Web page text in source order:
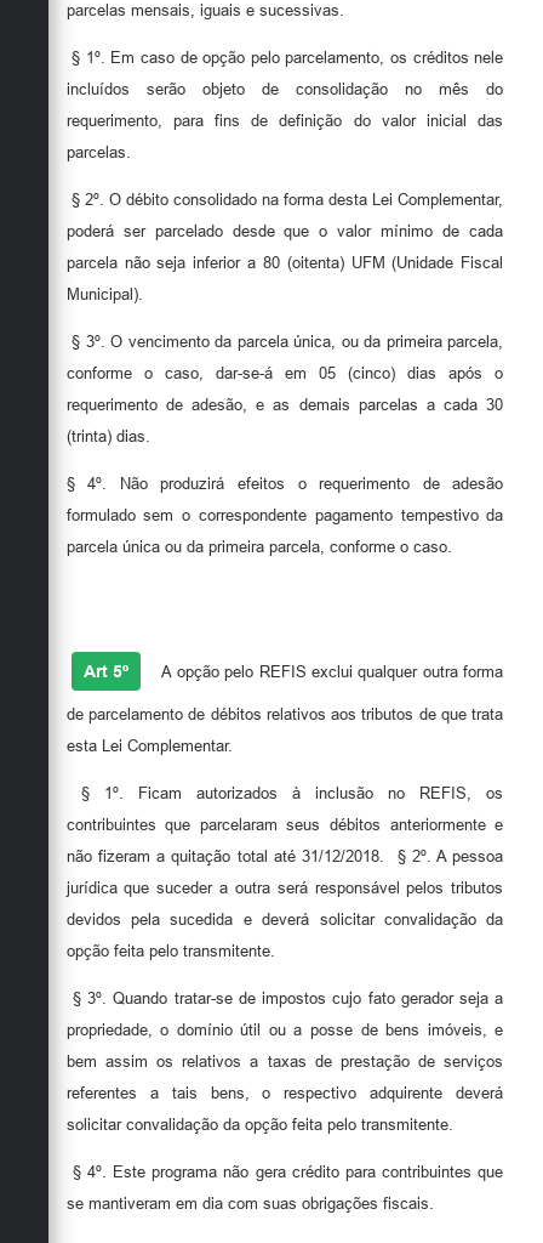
parcelas mensais, iguais e sucessivas.
§ 1º. Em caso de opção pelo parcelamento, os créditos nele
incluídos serão objeto de consolidação no mês do
requerimento, para fins de definição do valor inicial das
parcelas.
§ 2º. O débito consolidado na forma desta Lei Complementar,
poderá ser parcelado desde que o valor mínimo de cada
parcela não seja inferior a 80 (oitenta) UFM (Unidade Fiscal
Municipal).
§ 3º. O vencimento da parcela única, ou da primeira parcela,
conforme o caso, dar-se-á em 05 (cinco) dias após o
requerimento de adesão, e as demais parcelas a cada 30
(trinta) dias.
§ 4º. Não produzirá efeitos o requerimento de adesão
formulado sem o correspondente pagamento tempestivo da
parcela única ou da primeira parcela, conforme o caso.
Art 5º A opção pelo REFIS exclui qualquer outra forma
de parcelamento de débitos relativos aos tributos de que trata
esta Lei Complementar.
§ 1º. Ficam autorizados à inclusão no REFIS, os
contribuintes que parcelaram seus débitos anteriormente e
não fizeram a quitação total até 31/12/2018.
§ 2º. A pessoa
jurídica que suceder a outra será responsável pelos tributos
devidos pela sucedida e deverá solicitar convalidação da
opção feita pelo transmitente.
§ 3º. Quando tratar-se de impostos cujo fato gerador seja a
propriedade, o domínio útil ou a posse de bens imóveis, e
bem assim os relativos a taxas de prestação de serviços
referentes a tais bens, o respectivo adquirente deverá
solicitar convalidação da opção feita pelo transmitente.
§ 4º. Este programa não gera crédito para contribuintes que
se mantiveram em dia com suas obrigações fiscais.